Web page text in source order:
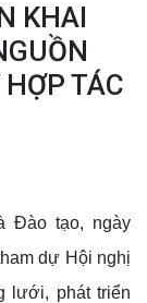
KHAI
TÁC
Đào tạo, ngày
dự Hội nghị
lưới, phát triển